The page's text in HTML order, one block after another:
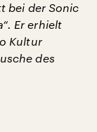
bei der Sonic
Er erhielt
Kultur
des